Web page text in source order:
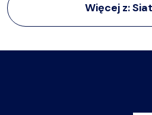
Więcej z: